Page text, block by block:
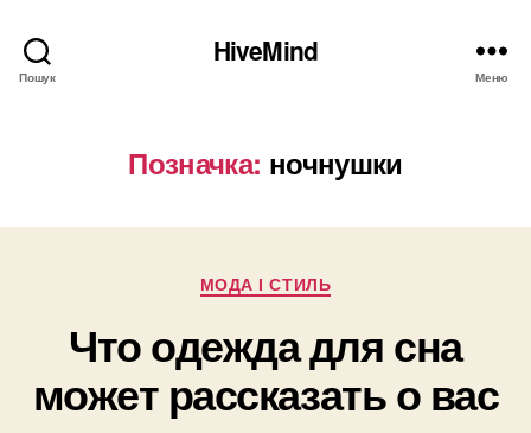
Пошук
HiveMind
Меню
Позначка: ночнушки
Категорії
МОДА І СТИЛЬ
Что одежда для сна
может рассказать о вас